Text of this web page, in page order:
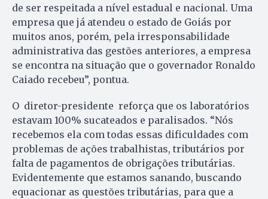
de ser respeitada a nível estadual e nacional. Uma
empresa que já atendeu o estado de Goiás por
muitos anos, porém, pela irresponsabilidade
administrativa das gestões anteriores, a empresa
se encontra na situação que o governador Ronaldo
Caiado recebeu”, pontua.
O diretor-presidente reforça que os laboratórios
estavam 100% sucateados e paralisados. “Nós
recebemos ela com todas essas dificuldades com
problemas de ações trabalhistas, tributários por
falta de pagamentos de obrigações tributárias.
Evidentemente que estamos sanando, buscando
equacionar as questões tributárias, para que a